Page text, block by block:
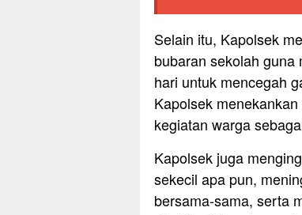
Selain itu, Kapolsek
bubaran sekolah
hari untuk mencegah
Kapolsek
kegiatan warga
Kapolsek juga
sekecil apa pun,
bersama-sama, serta